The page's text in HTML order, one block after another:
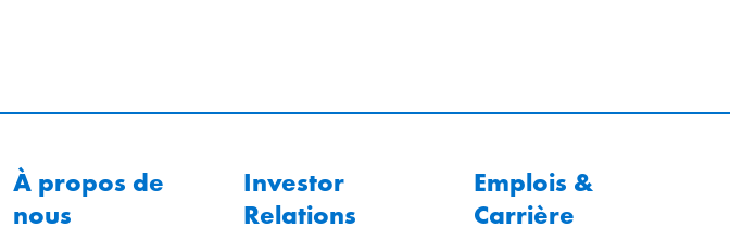
À propos de
nous
Investor
Relations
Emplois &
Carrière